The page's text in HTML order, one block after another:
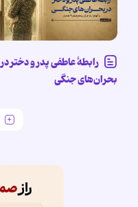
رابطۀ عاطفی پدر و دختر در
بحران‌های جنگی